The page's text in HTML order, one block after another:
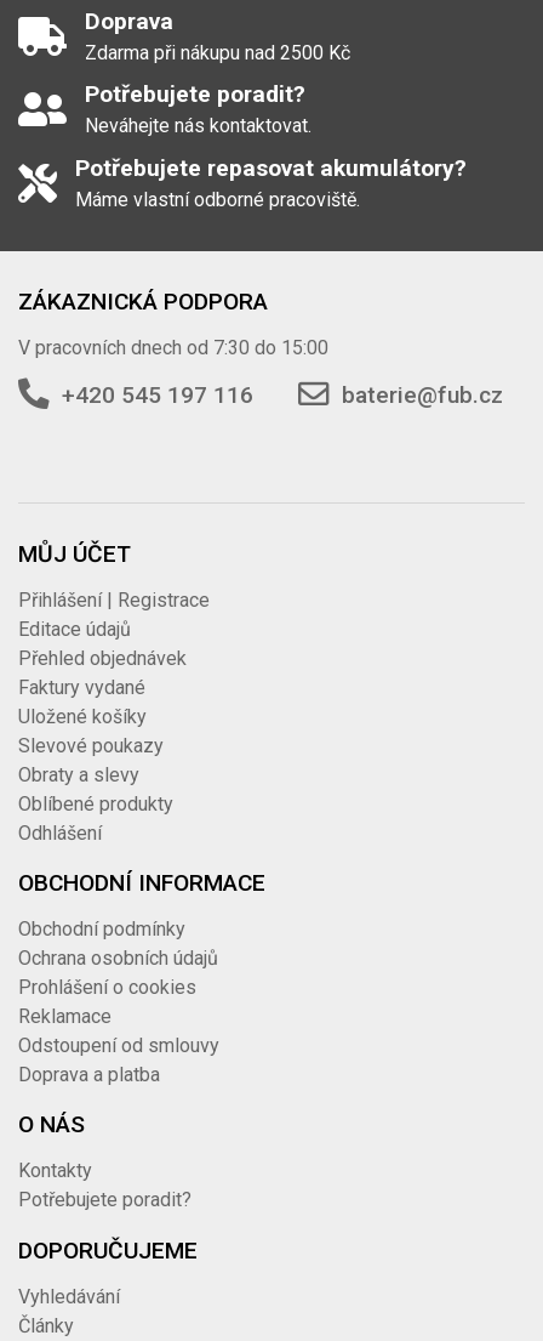
Doprava
Zdarma při nákupu nad 2500 Kč
Potřebujete poradit?
Neváhejte nás kontaktovat.
Potřebujete repasovat akumulátory?
Máme vlastní odborné pracoviště.
ZÁKAZNICKÁ PODPORA
V pracovních dnech od 7:30 do 15:00
+420 545 197 116 baterie@fub.cz
MŮJ ÚČET
Přihlášení | Registrace
Editace údajů
Přehled objednávek
Faktury vydané
Uložené košíky
Slevové poukazy
Obraty a slevy
Oblíbené produkty
Odhlášení
OBCHODNÍ INFORMACE
Obchodní podmínky
Ochrana osobních údajů
Prohlášení o cookies
Reklamace
Odstoupení od smlouvy
Doprava a platba
O NÁS
Kontakty
Potřebujete poradit?
DOPORUČUJEME
Vyhledávání
Články